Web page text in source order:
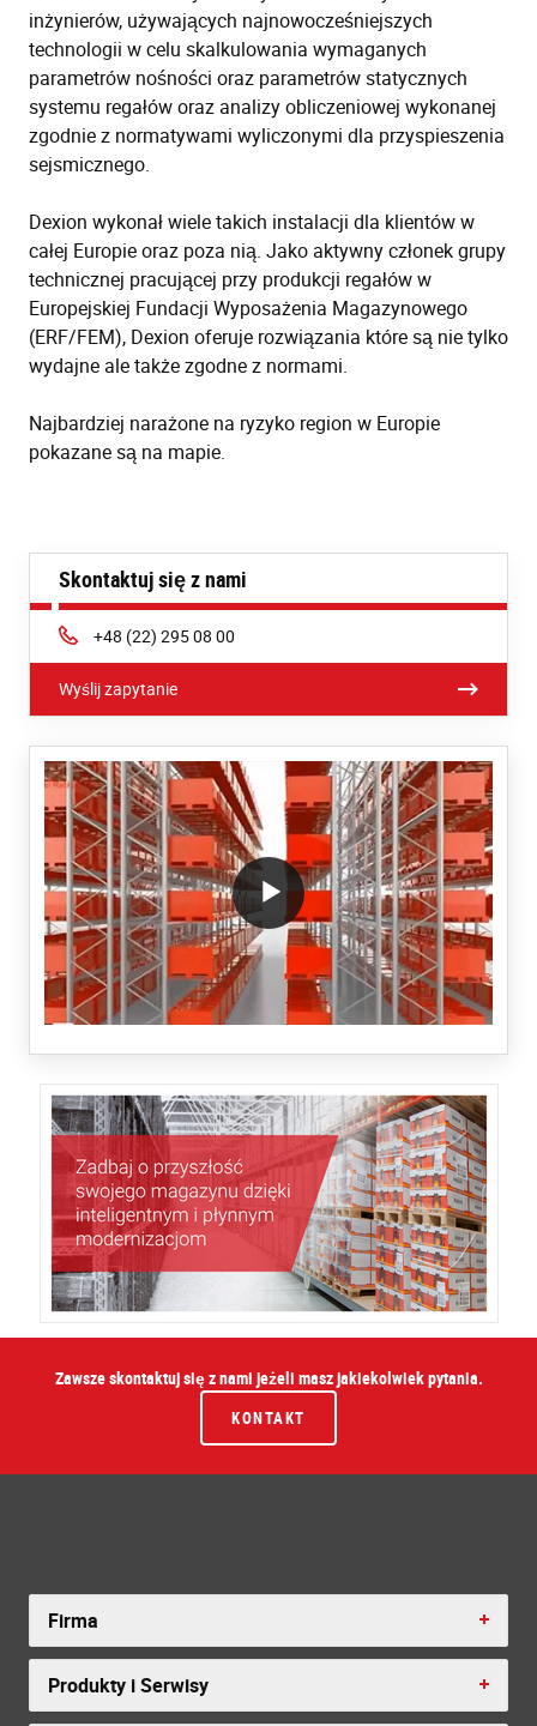
inżynierów, używających najnowocześniejszych
technologii w celu skalkulowania wymaganych
parametrów nośności oraz parametrów statycznych
systemu regałów oraz analizy obliczeniowej wykonanej
zgodnie z normatywami wyliczonymi dla przyspieszenia
sejsmicznego.
Dexion wykonał wiele takich instalacji dla klientów w
całej Europie oraz poza nią. Jako aktywny członek grupy
technicznej pracującej przy produkcji regałów w
Europejskiej Fundacji Wyposażenia Magazynowego
(ERF/FEM), Dexion oferuje rozwiązania które są nie tylko
wydajne ale także zgodne z normami.
Najbardziej narażone na ryzyko region w Europie
pokazane są na mapie.
Skontaktuj się z nami
Phone:
+48 (22) 295 08 00
Wyślij zapytanie
/block/textandmediablock/
Zawsze skontaktuj się z nami jeżeli masz jakiekolwiek pytania.
KONTAKT
Firma
Produkty i Serwisy